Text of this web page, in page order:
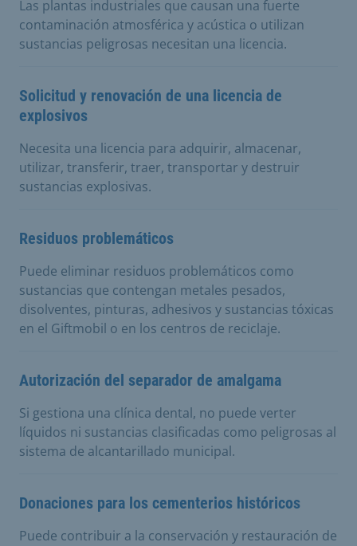
Las plantas industriales que causan una fuerte
contaminación atmosférica y acústica o utilizan
sustancias peligrosas necesitan una licencia.
Solicitud y renovación de una licencia de
explosivos
Necesita una licencia para adquirir, almacenar,
utilizar, transferir, traer, transportar y destruir
sustancias explosivas.
Residuos problemáticos
Puede eliminar residuos problemáticos como
sustancias que contengan metales pesados,
disolventes, pinturas, adhesivos y sustancias tóxicas
en el Giftmobil o en los centros de reciclaje.
Autorización del separador de amalgama
Si gestiona una clínica dental, no puede verter
líquidos ni sustancias clasificadas como peligrosas al
sistema de alcantarillado municipal.
Donaciones para los cementerios históricos
Puede contribuir a la conservación y restauración de